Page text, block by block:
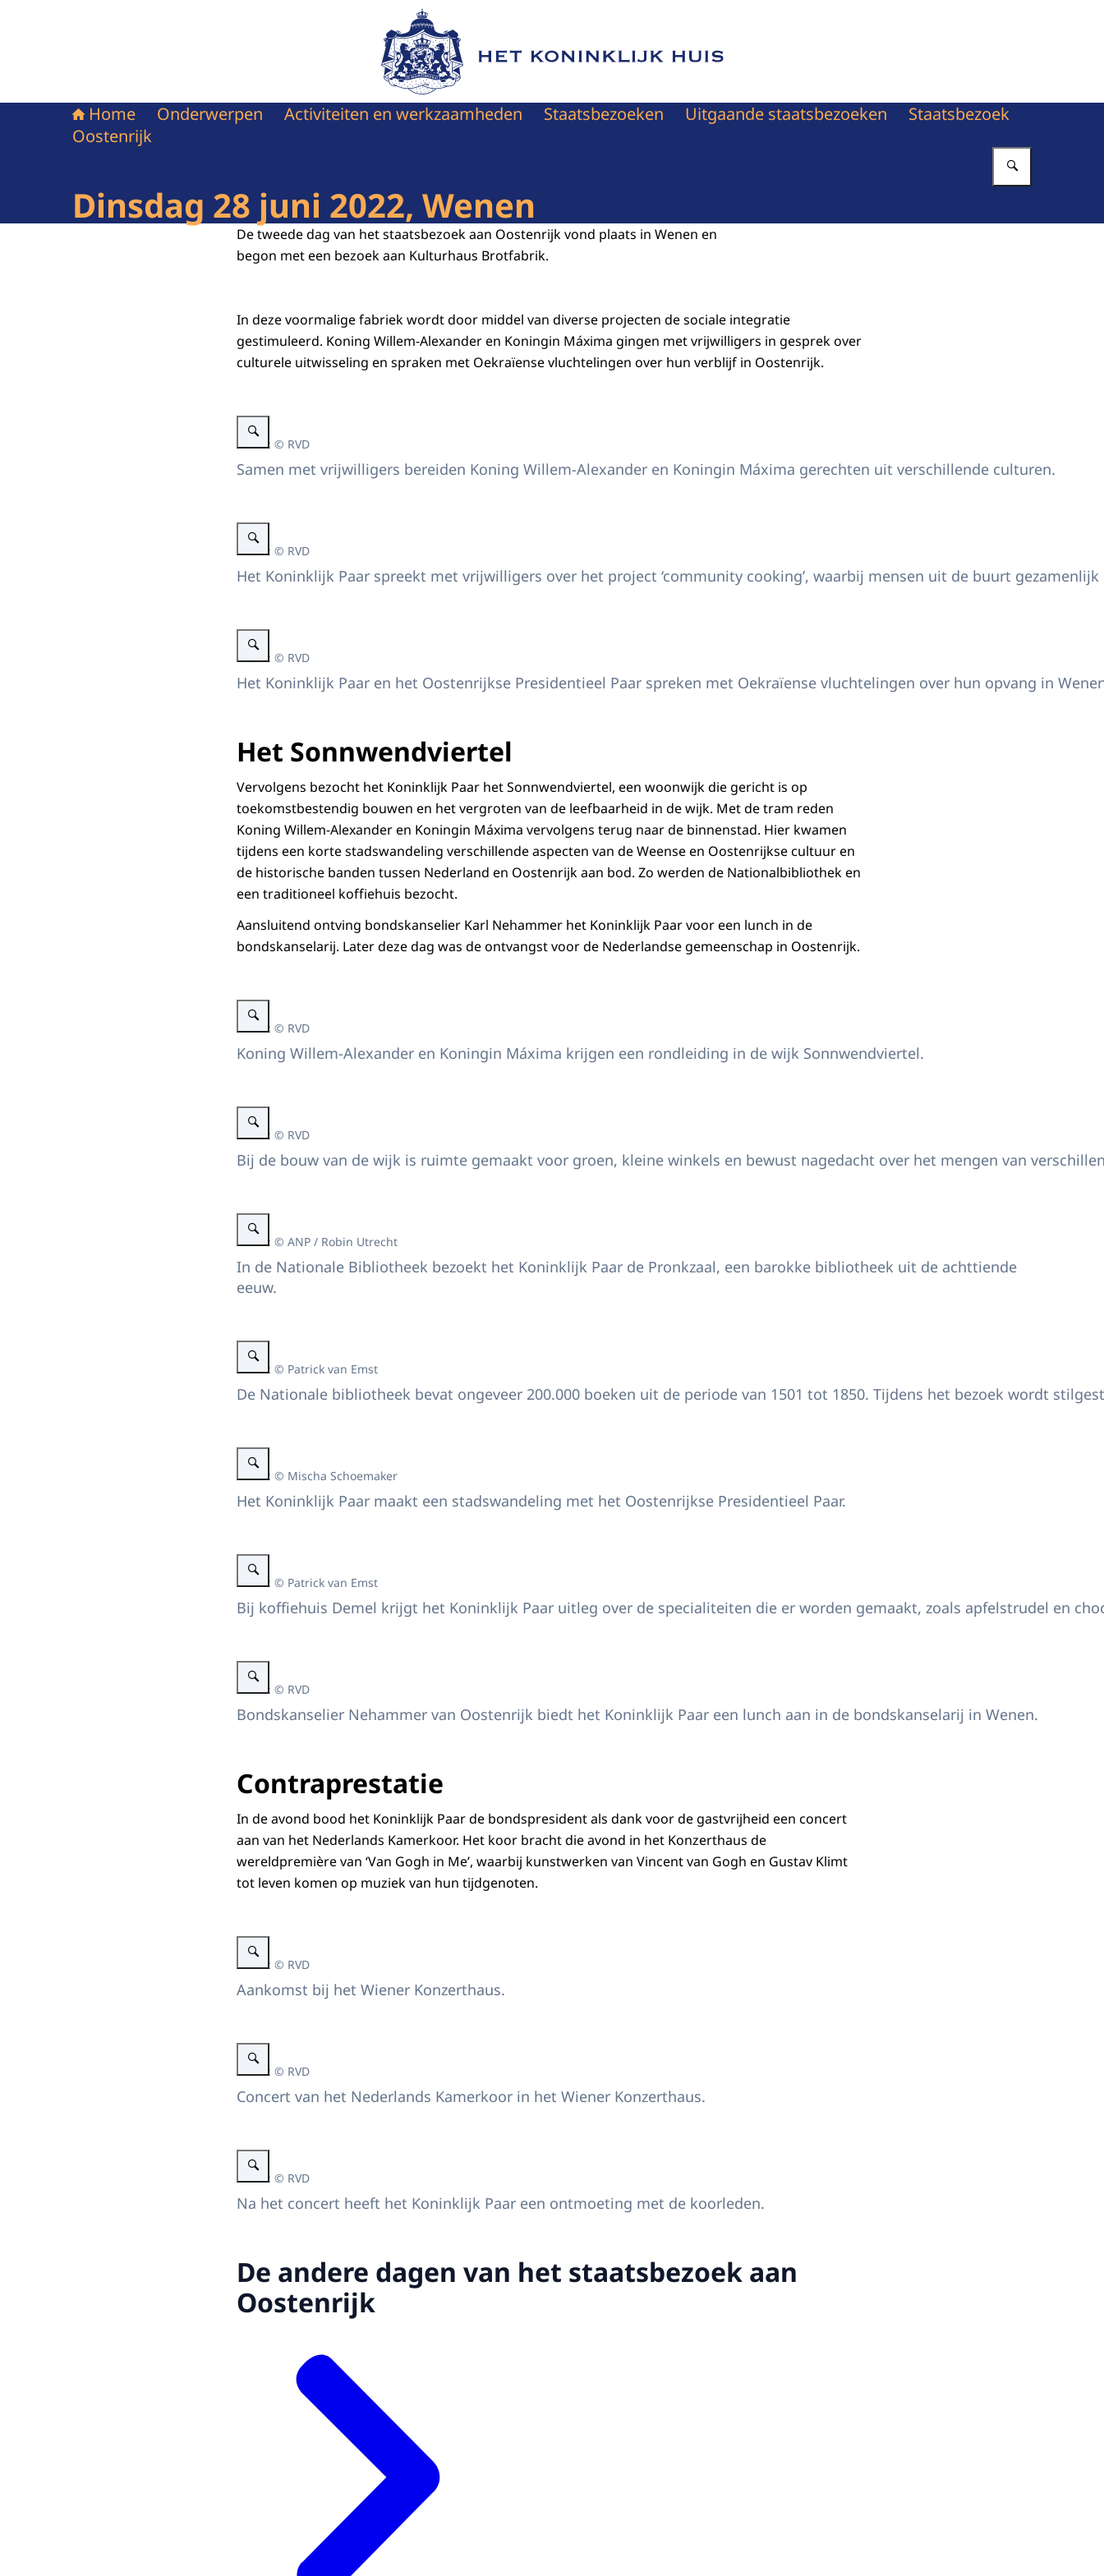
Naar de homepage van Het Koninklijk Huis
Home Onderwerpen Activiteiten en werkzaamheden Staatsbezoeken Uitgaande staatsbezoeken
Staatsbezoek
Oostenrijk
Dinsdag 28 juni 2022, Wenen
De tweede dag van het staatsbezoek aan Oostenrijk vond plaats in Wenen en
begon met een bezoek aan Kulturhaus Brotfabrik.
In deze voormalige fabriek wordt door middel van diverse projecten de sociale integratie
gestimuleerd. Koning Willem-Alexander en Koningin Máxima gingen met vrijwilligers in gesprek over
culturele uitwisseling en spraken met Oekraïense vluchtelingen over hun verblijf in Oostenrijk.
Vergroot afbeelding Bezoek cultureel centrum Brotfabrik
Beeld: © RVD
Samen met vrijwilligers bereiden Koning Willem-Alexander en Koningin Máxima gerechten uit verschillende culturen.
Vergroot afbeelding Bezoek cultureel centrum Brotfabrik
Beeld: © RVD
Het Koninklijk Paar spreekt met vrijwilligers over het project ‘community cooking’, waarbij mensen uit de buurt gezamenlijk
Vergroot afbeelding Gesprek met Oekraïense vluchtelingen
Beeld: © RVD
Het Koninklijk Paar en het Oostenrijkse Presidentieel Paar spreken met Oekraïense vluchtelingen over hun opvang in
Het Sonnwendviertel
Vervolgens bezocht het Koninklijk Paar het Sonnwendviertel, een woonwijk die gericht is op
toekomstbestendig bouwen en het vergroten van de leefbaarheid in de wijk. Met de tram reden
Koning Willem-Alexander en Koningin Máxima vervolgens terug naar de binnenstad. Hier kwamen
tijdens een korte stadswandeling verschillende aspecten van de Weense en Oostenrijkse cultuur en
de historische banden tussen Nederland en Oostenrijk aan bod. Zo werden de Nationalbibliothek en
een traditioneel koffiehuis bezocht.
Aansluitend ontving bondskanselier Karl Nehammer het Koninklijk Paar voor een lunch in de
bondskanselarij. Later deze dag was de ontvangst voor de Nederlandse gemeenschap in Oostenrijk.
Vergroot afbeelding Bezoek aan de wijk Sonnwendviertel
Beeld: © RVD
Koning Willem-Alexander en Koningin Máxima krijgen een rondleiding in de wijk Sonnwendviertel.
Vergroot afbeelding Bezoek aan de wijk Sonnwendviertel
Beeld: © RVD
Bij de bouw van de wijk is ruimte gemaakt voor groen, kleine winkels en bewust nagedacht over het mengen van
Vergroot afbeelding In de Nationale Bibliotheek bezoekt het Koninklijk Paar de Pronkzaal.
Beeld: © ANP / Robin Utrecht
In de Nationale Bibliotheek bezoekt het Koninklijk Paar de Pronkzaal, een barokke bibliotheek uit de achttiende
eeuw.
Vergroot afbeelding Bezoek aan de Nationale Bibliotheek.
Beeld: © Patrick van Emst
De Nationale bibliotheek bevat ongeveer 200.000 boeken uit de periode van 1501 tot 1850. Tijdens het bezoek wordt
Vergroot afbeelding Het Koninklijk Paar maakt een stadswandeling
Beeld: © Mischa Schoemaker
Het Koninklijk Paar maakt een stadswandeling met het Oostenrijkse Presidentieel Paar.
Vergroot afbeelding Bezoek aan koffiehuis Demel
Beeld: © Patrick van Emst
Bij koffiehuis Demel krijgt het Koninklijk Paar uitleg over de specialiteiten die er worden gemaakt, zoals apfelstrudel en
Vergroot afbeelding Bondskanselier Nehammer van Oostenrijk biedt het Koninklijk Paar een lunch aan
Beeld: © RVD
Bondskanselier Nehammer van Oostenrijk biedt het Koninklijk Paar een lunch aan in de bondskanselarij in Wenen.
Contraprestatie
In de avond bood het Koninklijk Paar de bondspresident als dank voor de gastvrijheid een concert
aan van het Nederlands Kamerkoor. Het koor bracht die avond in het Konzerthaus de
wereldpremière van ‘Van Gogh in Me’, waarbij kunstwerken van Vincent van Gogh en Gustav Klimt
tot leven komen op muziek van hun tijdgenoten.
Vergroot afbeelding Aankomst bij het Wiener Konzerthaus
Beeld: © RVD
Aankomst bij het Wiener Konzerthaus.
Vergroot afbeelding Concert van het Nederlands Kamerkoor
Beeld: © RVD
Concert van het Nederlands Kamerkoor in het Wiener Konzerthaus.
Vergroot afbeelding Het Koninklijk Paar heeft een ontmoeting met de koorleden
Beeld: © RVD
Na het concert heeft het Koninklijk Paar een ontmoeting met de koorleden.
De andere dagen van het staatsbezoek aan
Oostenrijk